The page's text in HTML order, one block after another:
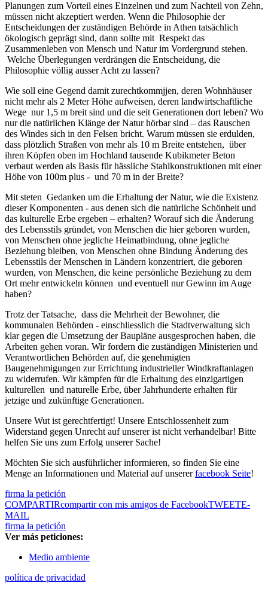
Planungen zum Vorteil eines Einzelnen und zum Nachteil von Zehn,
müssen nicht akzeptiert werden. Wenn die Philosophie der
Entscheidungen der zuständigen Behörde in Athen tatsächlich
ökologisch geprägt sind, dann sollte mit Respekt das
Zusammenleben von Mensch und Natur im Vordergrund stehen.
Welche Überlegungen verdrängen die Entscheidung, die
Philosophie völlig ausser Acht zu lassen?
Wie soll eine Gegend damit zurechtkommjjen, deren Wohnhäuser
nicht mehr als 2 Meter Höhe aufweisen, deren landwirtschaftliche
Wege nur 1,5 m breit sind und die seit Generationen dort leben? Wo
nur die natürlichen Klänge der Natur hörbar sind – das Rauschen
des Windes sich in den Felsen bricht. Warum müssen sie erdulden,
dass plötzlich Straßen von mehr als 10 m Breite entstehen, über
ihren Köpfen oben im Hochland tausende Kubikmeter Beton
verbaut werden als Basis für hässliche Stahlkonstruktionen mit einer
Höhe von 100m plus - und 70 m in der Breite?
Mit steten Gedanken um die Erhaltung der Natur, wie die Existenz
dieser Komponenten - aus denen sich die natürliche Schönheit und
das kulturelle Erbe ergeben – erhalten? Worauf sich die Änderung
des Lebensstils gründet, von Menschen die hier geboren wurden,
von Menschen ohne jegliche Heimatbindung, ohne jegliche
Beziehung bleiben, von Menschen ohne Bindung Änderung des
Lebensstils der Menschen in Ländern konzentriert, die geboren
wurden, von Menschen, die keine persönliche Beziehung zu dem
Ort mehr entwickeln können und eventuell nur Gewinn im Auge
haben?
Trotz der Tatsache, dass die Mehrheit der Bewohner, die
kommunalen Behörden - einschliesslich die Stadtverwaltung sich
klar gegen die Umsetzung der Baupläne ausgesprochen haben, die
Arbeiten gehen voran. Wir fordern die zuständigen Ministerien und
Verantwortlichen Behörden auf, die genehmigten
Baugenehmigungen zur Errichtung industrieller Windkraftanlagen
zu widerrufen. Wir kämpfen für die Erhaltung des einzigartigen
kulturellen und naturelle Erbe, über Jahrhunderte erhalten für
jetzige und zukünftige Generationen.
Unsere Wut ist gerechtfertigt! Unsere Entschlossenheit zum
Widerstand gegen Unrecht auf unserer ist nicht verhandelbar! Bitte
helfen Sie uns zum Erfolg unserer Sache!
Möchten Sie sich ausführlicher informieren, so finden Sie eine
Menge an Informationen und Material auf unsererfacebook Seite!
firma la petición
COMPARTIRcompartir con mis amigos de FacebookTWEETE-
MAIL
firma la petición
Ver más peticiones:
Medio ambiente
política de privacidad